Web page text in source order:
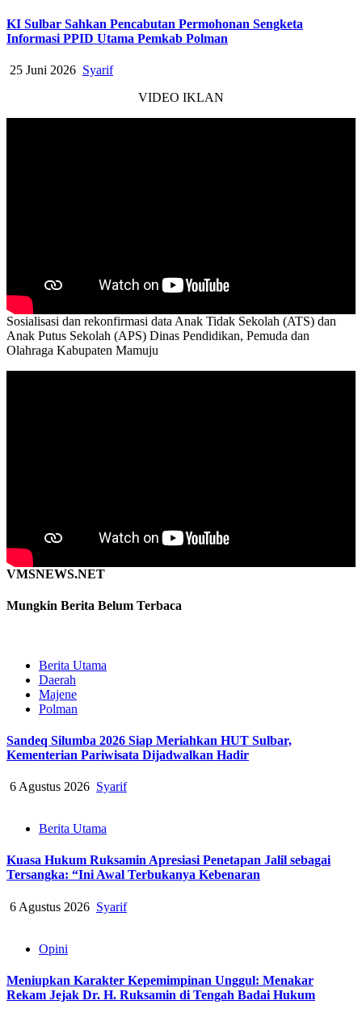
KI Sulbar Sahkan Pencabutan Permohonan Sengketa
Informasi PPID Utama Pemkab Polman
25 Juni 2026 Syarif
VIDEO IKLAN
Sosialisasi dan rekonfirmasi data Anak Tidak Sekolah (ATS) dan
Anak Putus Sekolah (APS) Dinas Pendidikan, Pemuda dan
Olahraga Kabupaten Mamuju
VMSNEWS.NET
Mungkin Berita Belum Terbaca
Berita Utama
Daerah
Majene
Polman
Sandeq Silumba 2026 Siap Meriahkan HUT Sulbar,
Kementerian Pariwisata Dijadwalkan Hadir
6 Agustus 2026 Syarif
Berita Utama
Kuasa Hukum Ruksamin Apresiasi Penetapan Jalil sebagai
Tersangka: “Ini Awal Terbukanya Kebenaran
6 Agustus 2026 Syarif
Opini
Meniupkan Karakter Kepemimpinan Unggul: Menakar
Rekam Jejak Dr. H. Ruksamin di Tengah Badai Hukum